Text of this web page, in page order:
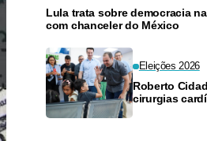
Lula trata sobre democracia
com chanceler do México
Eleições 2026
Roberto
cirurgias